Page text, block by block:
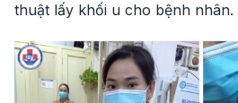
thuật lấy khối u cho bệnh nhân.